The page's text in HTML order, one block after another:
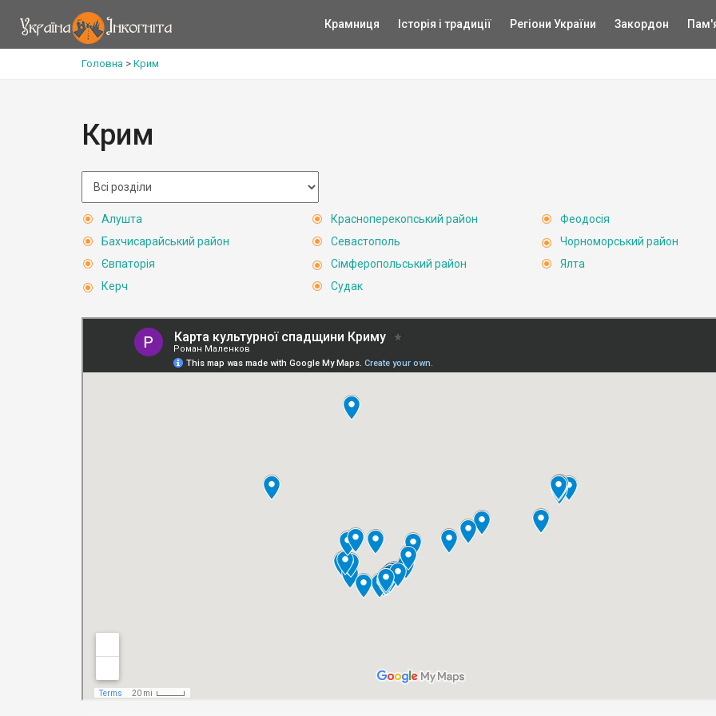
Крамниця Історія і традиції Регіони України Закордон
Головна > Крим
Крим
Алушта
Бахчисарайський район
Євпаторія
Керч
Красноперекопський район
Севастополь
Сімферопольський район
Судак
Феодосія
Чорноморський район
Ялта